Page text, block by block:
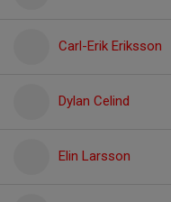
Carl-Erik Eriksson
Dylan Celind
Elin Larsson